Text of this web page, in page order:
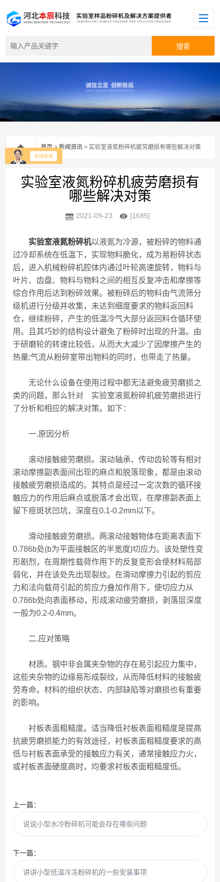
首页>新闻资讯 > 实验室液氮粉碎机疲劳磨损有哪些解决对策
实验室液氮粉碎机疲劳磨损有
哪些解决对策
2021-09-23 [1685]
实验室液氮粉碎机以液氮为冷源，被粉碎的物料通
过冷却系统在低温下，实现物料脆化，成为易粉碎状态
后，进入机械粉碎机腔体内通过叶轮高速旋转，物料与
叶片、齿盘、物料与物料之间的相互反复冲击和摩擦等
综合作用后达到粉碎效果。被粉碎后的物料由气流筛分
级机进行分级并收集，未达到细度要求的物料返回料
仓，继续粉碎，产生的低温冷气大部分返回料仓循环使
用。且其巧妙的结构设计避免了粉碎时出现的升温。由
于研磨轮的转速比较低，从而大大减少了因摩擦产生的
热量;气流从粉碎室带出物料的同时，也带走了热量。
无论什么设备在使用过程中都无法避免疲劳磨损之
类的问题，那么针对 实验室液氮粉碎机疲劳磨损进行
了分析和相应的解决对策。如下：
一.原因分析
滚动接触疲劳磨损。滚动轴承、传动齿轮等有相对
滚动摩擦副表面间出现的麻点和脱落现象，都是由滚动
接触疲劳磨损造成的。其特点是经过一定次数的循环接
触应力的作用后麻点或脱落才会出现，在摩擦副表面上
留下痘斑状凹坑，深度在0.1-0.2mm以下。
滑动接触疲劳磨损。两滚动接触物体在距离表面下
0.786b处(b为平面接触区的半宽度)切应力。该处塑性变
形剧烈，在周期性载荷作用下的反复变形会使材料局部
弱化，并在该处先出现裂纹。在滑动摩擦力引起的剪应
力和法向载荷引起的剪应力叠加作用下，使切应力从
0.786b处向表面移动，形成滚动疲劳磨损，剥落层深度
一般为0.2-0.4mm。
二.应对策略
材质。钢中非会属夹杂物的存在易引起应力集中，
这些夹杂物的边缘易形成裂纹，从而降低材料的接触疲
劳寿命。材料的组织状态、内部缺陷等对磨损也有重要
的影响。
衬板表面粗糙度。适当降低衬板表面粗糙度是提高
抗疲劳磨损能力的有效途径，衬板表面粗糙度要求的高
低与衬板表面承受的接触应力有关，通常接触应力火，
或衬板表面硬度高时，均要求衬板表面粗糙度低。
上一篇：
说说小型水冷粉碎机可能会存在哪些问题
下一篇：
讲讲小型低温冷冻粉碎机的一些安装事项